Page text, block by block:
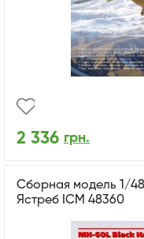
2 336 грн.
Сборная модель 1/
Ястреб ICM 48360